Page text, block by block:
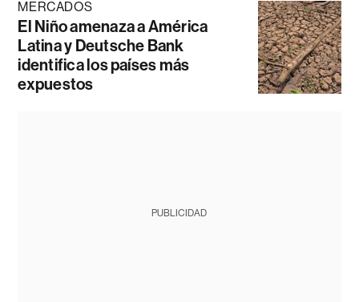
MERCADOS
El Niño amenaza a América
Latina y Deutsche Bank
identifica los países más
expuestos
PUBLICIDAD